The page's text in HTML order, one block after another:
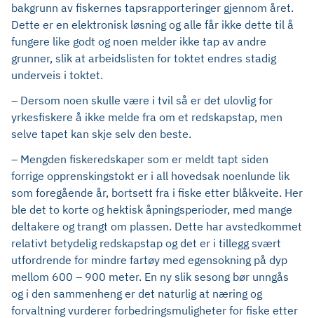
bakgrunn av fiskernes tapsrapporteringer gjennom året.
Dette er en elektronisk løsning og alle får ikke dette til å
fungere like godt og noen melder ikke tap av andre
grunner, slik at arbeidslisten for toktet endres stadig
underveis i toktet.
– Dersom noen skulle være i tvil så er det ulovlig for
yrkesfiskere å ikke melde fra om et redskapstap, men
selve tapet kan skje selv den beste.
– Mengden fiskeredskaper som er meldt tapt siden
forrige opprenskingstokt er i all hovedsak noenlunde lik
som foregående år, bortsett fra i fiske etter blåkveite. Her
ble det to korte og hektisk åpningsperioder, med mange
deltakere og trangt om plassen. Dette har avstedkommet
relativt betydelig redskapstap og det er i tillegg svært
utfordrende for mindre fartøy med egensokning på dyp
mellom 600 – 900 meter. En ny slik sesong bør unngås
og i den sammenheng er det naturlig at næring og
forvaltning vurderer forbedringsmuligheter for fiske etter